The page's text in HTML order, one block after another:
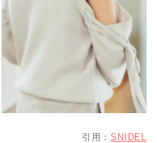
引用：SNIDEL